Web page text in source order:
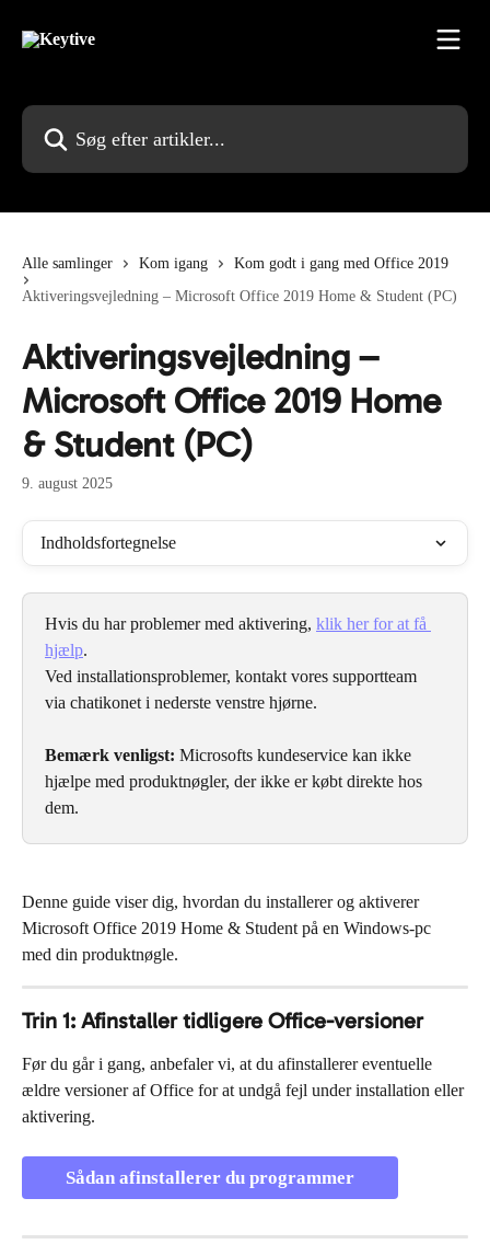
Søg efter artikler...
Alle samlinger Kom igang
Kom godt i gang med Office 2019
Aktiveringsvejledning – Microsoft Office 2019 Home & Student (PC)
Aktiveringsvejledning –
Microsoft Office 2019 Home
& Student (PC)
9. august 2025
Indholdsfortegnelse
Hvis du har problemer med aktivering, klik her for at få
hjælp.
Ved installationsproblemer, kontakt vores supportteam
via chatikonet i nederste venstre hjørne.
Bemærk venligst: Microsofts kundeservice kan ikke
hjælpe med produktnøgler, der ikke er købt direkte hos
dem.
Denne guide viser dig, hvordan du installerer og aktiverer
Microsoft Office 2019 Home & Student på en Windows-pc
med din produktnøgle.
Trin 1: Afinstaller tidligere Office-versioner
Før du går i gang, anbefaler vi, at du afinstallerer eventuelle
ældre versioner af Office for at undgå fejl under installation eller
aktivering.
Sådan afinstallerer du programmer